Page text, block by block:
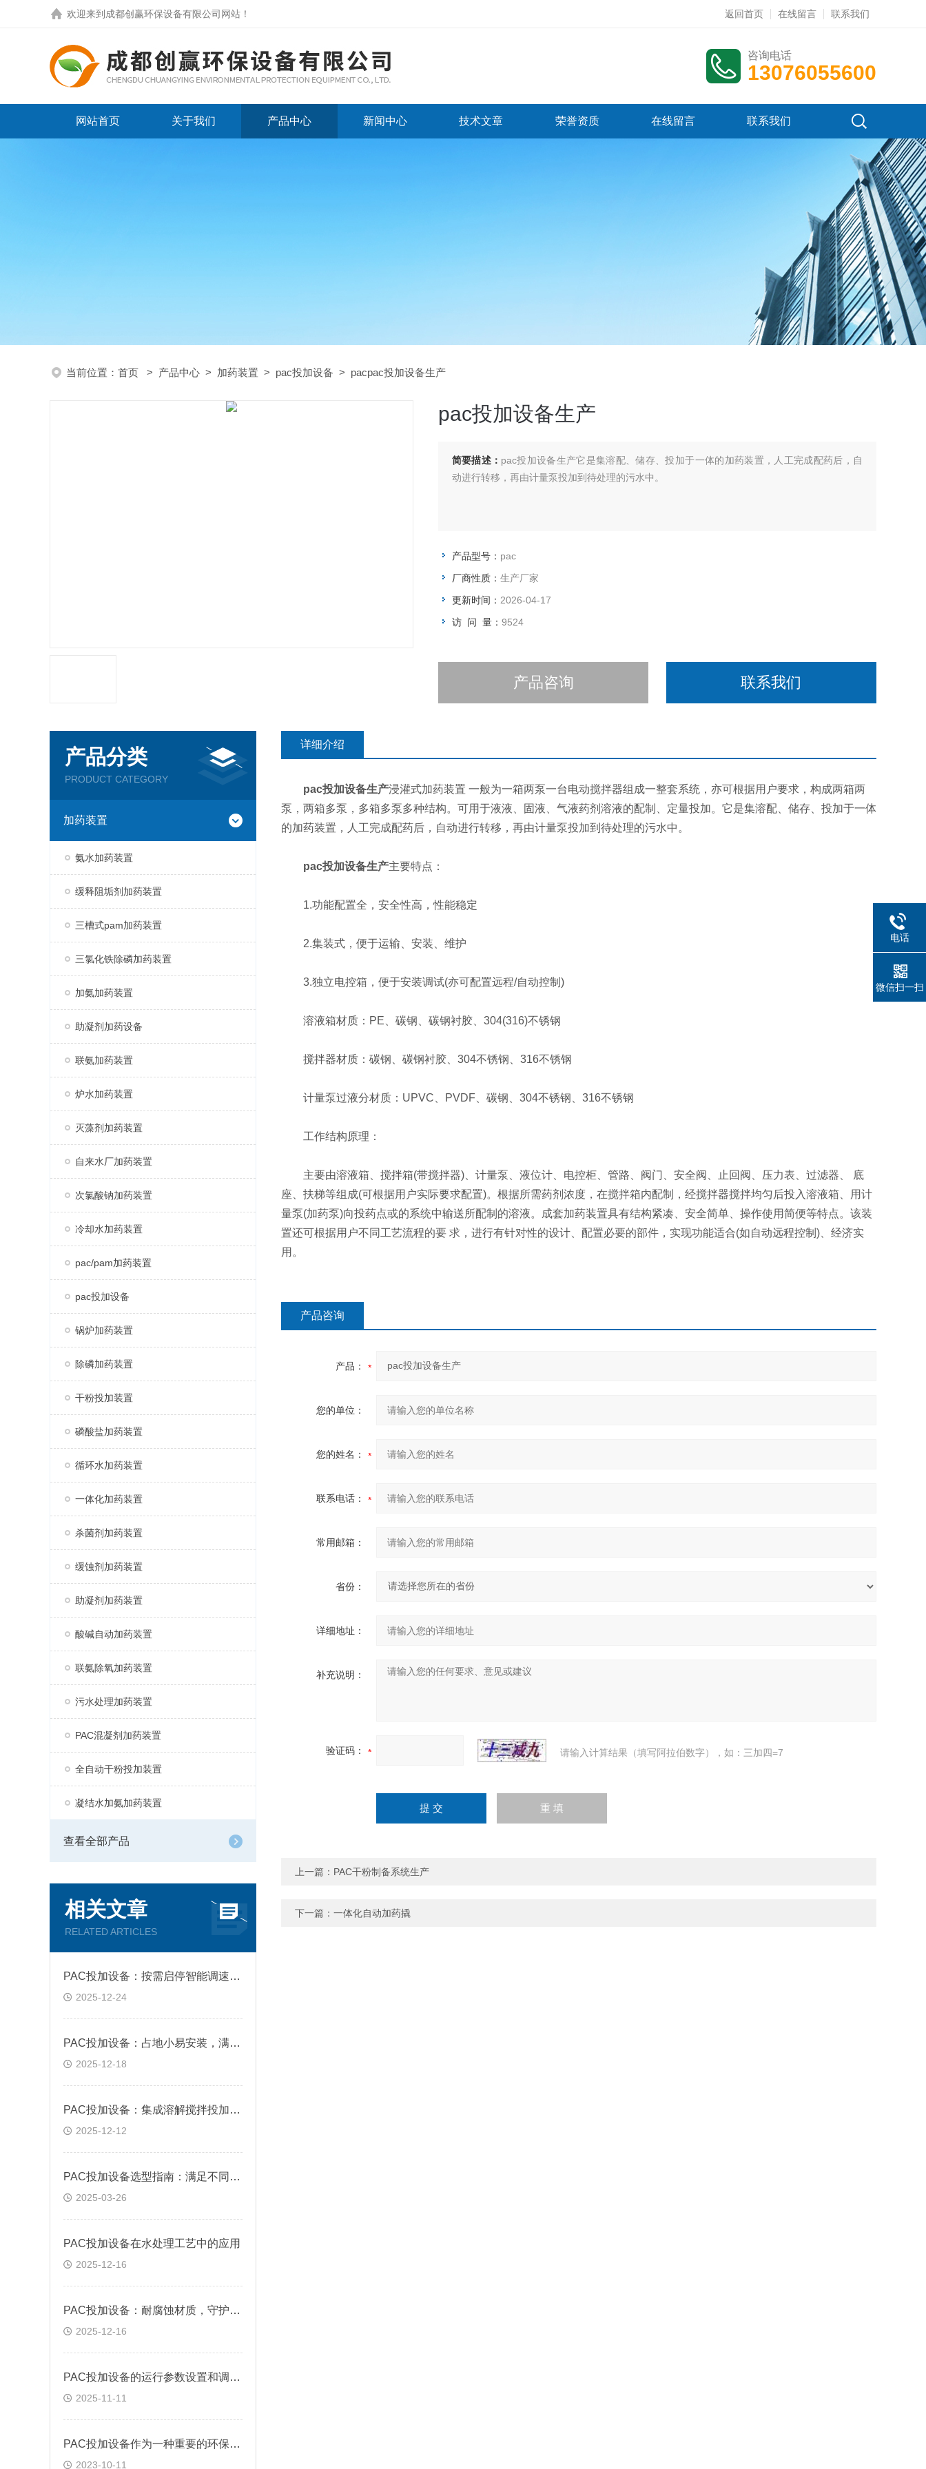
欢迎来到 成都创赢环保设备有限公司网站 ！ 返回首页 在线留言 联系我们
咨询电话
13076055600
网站首页 关于我们 产品中心 新闻中心 技术文章 荣誉资质 在线留言 联系我们
当前位置： 首页 > 产品中心 > 加药装置 > pac投加设备 > pacpac投加设备生产
pac投加设备生产
简要描述： pac投加设备生产它是集溶配、储存、投加于一体的加药装置，人工完成配药后，自
动进行转移，再由计量泵投加到待处理的污水中。
产品型号： pac
厂商性质： 生产厂家
更新时间： 2026-04-17
访 问 量： 9524
产品咨询 联系我们
产品分类
PRODUCT CATEGORY
加药装置
氨水加药装置
缓释阻垢剂加药装置
三槽式pam加药装置
三氯化铁除磷加药装置
加氨加药装置
助凝剂加药设备
联氨加药装置
炉水加药装置
灭藻剂加药装置
自来水厂加药装置
次氯酸钠加药装置
冷却水加药装置
pac/pam加药装置
pac投加设备
锅炉加药装置
除磷加药装置
干粉投加装置
磷酸盐加药装置
循环水加药装置
一体化加药装置
杀菌剂加药装置
缓蚀剂加药装置
助凝剂加药装置
酸碱自动加药装置
联氨除氧加药装置
污水处理加药装置
PAC混凝剂加药装置
全自动干粉投加装置
凝结水加氨加药装置
查看全部产品
相关文章
RELATED ARTICLES
PAC投加设备：按需启停智能调速，降低污水处理日常运行成本
2025-12-24
PAC投加设备：占地小易安装，满足村镇污水站小水量处理需求
2025-12-18
PAC投加设备：集成溶解搅拌投加，简化污水处理工艺流程
2025-12-12
PAC投加设备选型指南：满足不同水处理需求
2025-03-26
PAC投加设备在水处理工艺中的应用
2025-12-16
PAC投加设备：耐腐蚀材质，守护水质安全
2025-12-16
PAC投加设备的运行参数设置和调整方法
2025-11-11
PAC投加设备作为一种重要的环保装置，有什么样的作用？
2023-10-11
详细介绍
pac投加设备生产浸灌式加药装置 一般为一箱两泵一台电动搅拌器组成一整套系统，亦可根据用户要求，构成两箱两
泵，两箱多泵，多箱多泵多种结构。可用于液液、固液、气液药剂溶液的配制、定量投加。它是集溶配、储存、投加于一体
的加药装置，人工完成配药后，自动进行转移，再由计量泵投加到待处理的污水中。
pac投加设备生产主要特点：
1.功能配置全，安全性高，性能稳定
2.集装式，便于运输、安装、维护
3.独立电控箱，便于安装调试(亦可配置远程/自动控制)
溶液箱材质：PE、碳钢、碳钢衬胶、304(316)不锈钢
搅拌器材质：碳钢、碳钢衬胶、304不锈钢、316不锈钢
计量泵过液分材质：UPVC、PVDF、碳钢、304不锈钢、316不锈钢
工作结构原理：
主要由溶液箱、搅拌箱(带搅拌器)、计量泵、液位计、电控柜、管路、阀门、安全阀、止回阀、压力表、过滤器、 底
座、扶梯等组成(可根据用户实际要求配置)。根据所需药剂浓度，在搅拌箱内配制，经搅拌器搅拌均匀后投入溶液箱、用计
量泵(加药泵)向投药点或的系统中输送所配制的溶液。成套加药装置具有结构紧凑、安全简单、操作使用简便等特点。该装
置还可根据用户不同工艺流程的要 求，进行有针对性的设计、配置必要的部件，实现功能适合(如自动远程控制)、经济实
用。
产品咨询
产品：
您的单位：
您的姓名：
联系电话：
常用邮箱：
省份：
详细地址：
补充说明：
验证码： 请输入计算结果（填写阿拉伯数字），如：三加四=7
上一篇： PAC干粉制备系统生产
下一篇： 一体化自动加药撬
电话
微信扫一扫